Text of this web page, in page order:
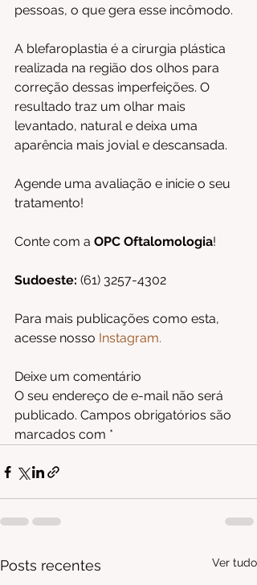
pessoas, o que gera esse incômodo.
A blefaroplastia é a cirurgia plástica
realizada na região dos olhos para
correção dessas imperfeições. O
resultado traz um olhar mais
levantado, natural e deixa uma
aparência mais jovial e descansada.
Agende uma avaliação e inicie o seu
tratamento!
Conte com a OPC Oftalomologia!
Sudoeste: (61) 3257-4302
Para mais publicações como esta,
acesse nosso Instagram.
Deixe um comentário
O seu endereço de e-mail não será
publicado. Campos obrigatórios são
marcados com *
Posts recentes Ver tudo